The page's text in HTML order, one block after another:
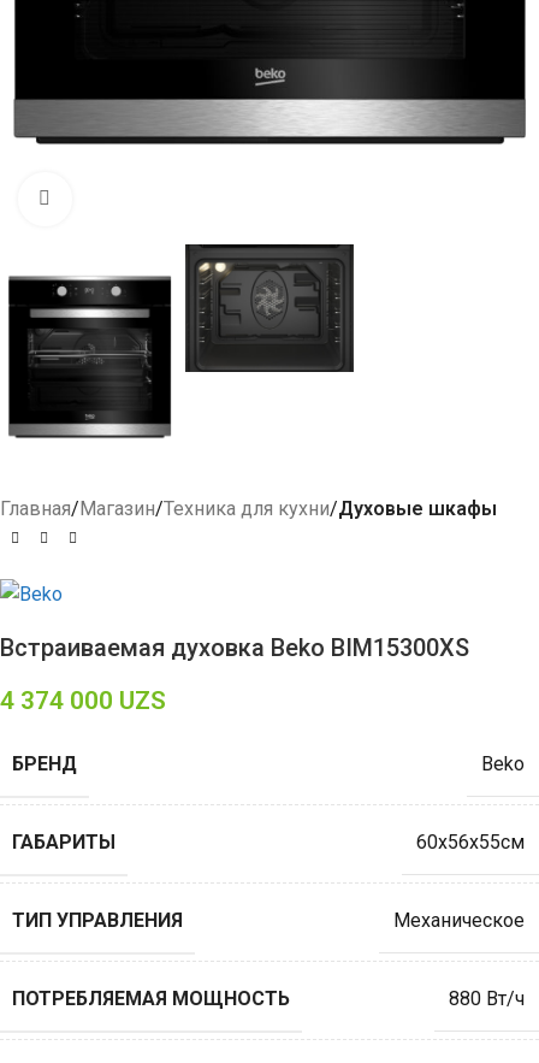
Главная Магазин Техника для кухни Духовые шкафы
Встраиваемая духовка Beko BIM15300XS
4 374 000 UZS
БРЕНД Beko
ГАБАРИТЫ 60х56х55см
ТИП УПРАВЛЕНИЯ Механическое
ПОТРЕБЛЯЕМАЯ МОЩНОСТЬ 880 Вт/ч